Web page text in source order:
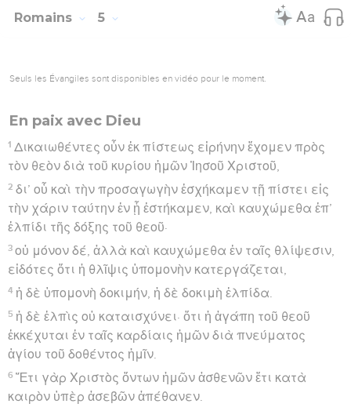
Romains 5
Seuls les Évangiles sont disponibles en vidéo pour le moment.
En paix avec Dieu
1 Δικαιωθέντες οὖν ἐκ πίστεως εἰρήνην ἔχομεν πρὸς
τὸν θεὸν διὰ τοῦ κυρίου ἡμῶν Ἰησοῦ Χριστοῦ,
2 δι’ οὗ καὶ τὴν προσαγωγὴν ἐσχήκαμεν τῇ πίστει εἰς
τὴν χάριν ταύτην ἐν ᾗ ἑστήκαμεν, καὶ καυχώμεθα ἐπ’
ἐλπίδι τῆς δόξης τοῦ θεοῦ·
3 οὐ μόνον δέ, ἀλλὰ καὶ καυχώμεθα ἐν ταῖς θλίψεσιν,
εἰδότες ὅτι ἡ θλῖψις ὑπομονὴν κατεργάζεται,
4 ἡ δὲ ὑπομονὴ δοκιμήν, ἡ δὲ δοκιμὴ ἐλπίδα.
5 ἡ δὲ ἐλπὶς οὐ καταισχύνει· ὅτι ἡ ἀγάπη τοῦ θεοῦ
ἐκκέχυται ἐν ταῖς καρδίαις ἡμῶν διὰ πνεύματος
ἁγίου τοῦ δοθέντος ἡμῖν.
6 Ἔτι γὰρ Χριστὸς ὄντων ἡμῶν ἀσθενῶν ἔτι κατὰ
καιρὸν ὑπὲρ ἀσεβῶν ἀπέθανεν.